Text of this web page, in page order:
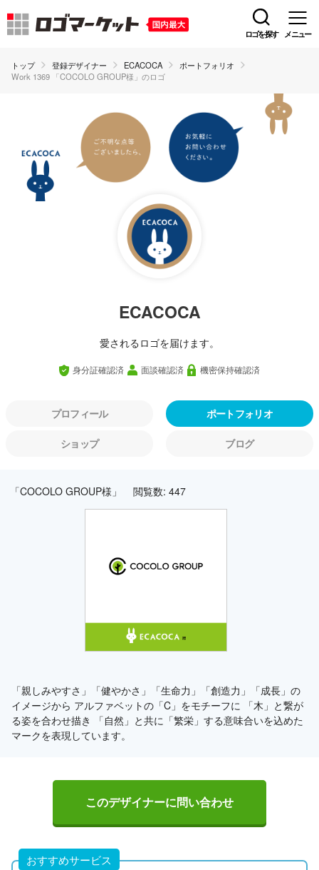
ロゴを探す メニュー
トップ 登録デザイナー ECACOCA
ポートフォリオ
Work 1369 「COCOLO GROUP様」のロゴ
ECACOCA
愛されるロゴを届けます。
身分証確認済 面談確認済 機密保持確認済
プロフィール ポートフォリオ
ショップ ブログ
「COCOLO GROUP様」 閲覧数: 447
「親しみやすさ」「健やかさ」「生命力」「創造力」「成長」の
イメージから アルファベットの「C」をモチーフに 「木」と繋が
る姿を合わせ描き 「自然」と共に「繁栄」する意味合いを込めた
マークを表現しています。
このデザイナーに問い合わせ
おすすめサービス